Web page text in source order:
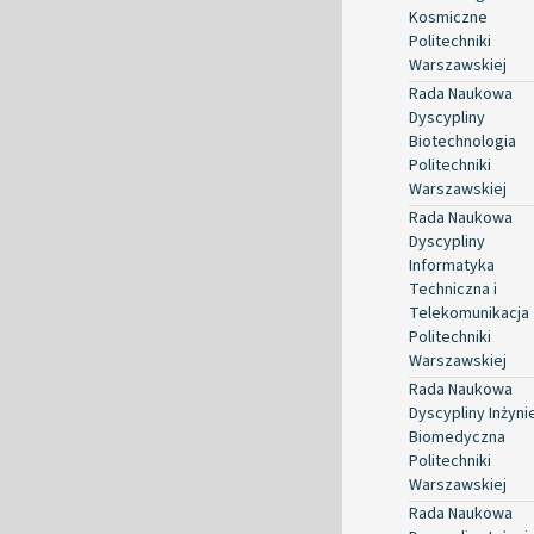
Kosmiczne
Politechniki
Warszawskiej
Rada Naukowa
Dyscypliny
Biotechnologia
Politechniki
Warszawskiej
Rada Naukowa
Dyscypliny
Informatyka
Techniczna i
Telekomunikacja
Politechniki
Warszawskiej
Rada Naukowa
Dyscypliny
Biomedyczna
Politechniki
Warszawskiej
Rada Naukowa